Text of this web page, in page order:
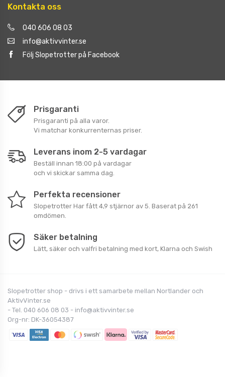
Kontakta oss
040 606 08 03
info@aktivvinter.se
Följ Slopetrotter på Facebook
Prisgaranti
Prisgaranti på alla varor.
Vi matchar konkurrenternas priser.
Leverans inom 2-5 vardagar
Beställ innan 18:00 på vardagar
och vi skickar samma dag.
Perfekta recensioner
Slopetrotter Har fått 4,9 stjärnor av 5. Baserat på 261
omdömen.
Säker betalning
Lätt, säker och valfri betalning med kort, Klarna och Swish
Slopetrotter shop - drivs i ett samarbete mellan Nortlander och
AktivVinter.se
- Tel. 040 606 08 03 - info@aktivvinter.se
Org-nr: DK-36054387